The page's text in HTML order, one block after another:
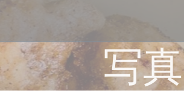
写真